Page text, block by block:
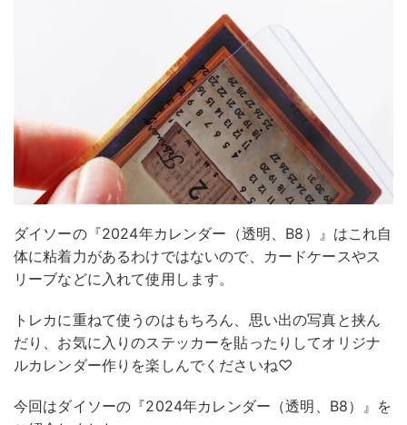
ダイソーの『2024年カレンダー（透明、B8）』はこれ自
体に粘着力があるわけではないので、カードケースやス
リーブなどに入れて使用します。
トレカに重ねて使うのはもちろん、思い出の写真と挟ん
だり、お気に入りのステッカーを貼ったりしてオリジナ
ルカレンダー作りを楽しんでくださいね♡
今回はダイソーの『2024年カレンダー（透明、B8）』を